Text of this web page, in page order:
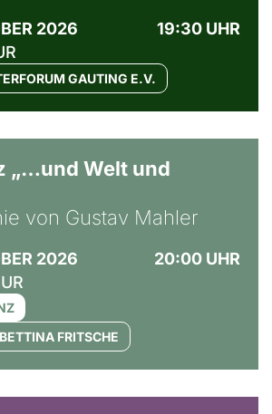
2026
19:30 UHR
GAUTING E.V.
„…und Welt und
von Gustav Mahler
2026
20:00 UHR
FRITSCHE